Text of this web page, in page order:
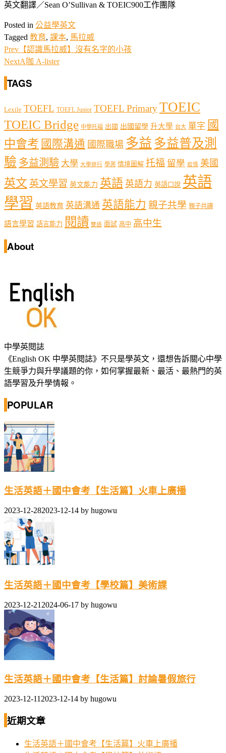
英文翻譯／Sean O’Sullivan & TOEIC900工作團隊
Posted in 公益學英文
Tagged 教育, 課本, 馬拉威
Prev 【認識馬拉威】沒有名字的小孩
NextA咖 A-lister
TAGS
Lexile TOEFL TOEFL Junior TOEFL PrimaryTOEIC
TOEIC Bridge 中學托福 出國 出國留學 升大學 台大 單字 國
中會考 國際溝通 國際職場 多益 多益普及測
驗 多益測驗 大學 大學排行 學測 情境圖解 托福 留學 疫情 美國
英文 英文學習 英文能力 英語 英語力 英語口說 英語
學習 英語教育 英語溝通 英語能力 親子共學 親子共讀
語言學習 語言能力 閱讀 雙語 面試 高中 高中生
About
中學英閱誌
《English OK 中學英閱誌》不只是學英文，還想告訴關心中學
生競爭力與升學議題的你，如何掌握最新、最活、最熱門的英
語學習及升學情報。
POPULAR
生活英語＋國中會考【生活篇】火車上廣播
2023-12-282023-12-14 by hugowu
生活英語＋國中會考【學校篇】美術課
2023-12-21 2024-06-17 by hugowu
生活英語＋國中會考【生活篇】討論暑假旅行
2023-12-11 2023-12-14 by hugowu
近期文章
生活英語＋國中會考【生活篇】火車上廣播